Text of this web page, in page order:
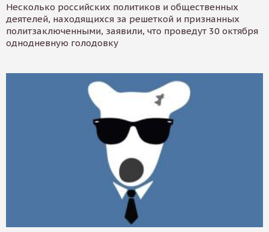
Несколько российских политиков и общественных
деятелей, находящихся за решеткой и признанных
политзаключенными, заявили, что проведут 30 октября
однодневную голодовку